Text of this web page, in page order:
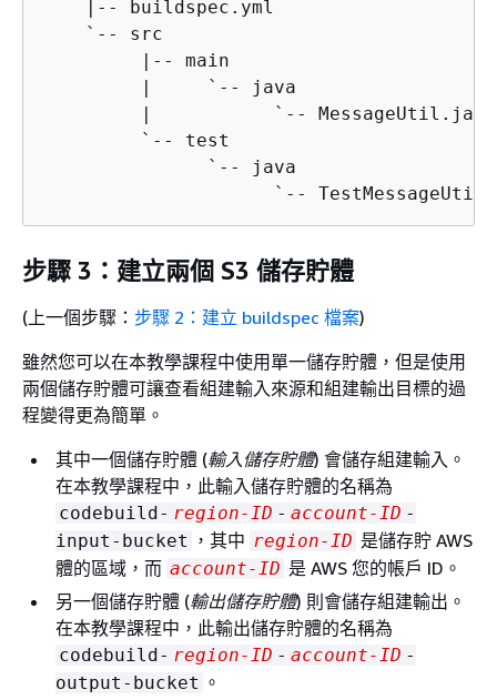
    |-- buildspec.yml
    `-- src
         |-- main
         |     `-- java
         |           `-- MessageUtil.java
         `-- test
               `-- java
`--
步驟 3：建立兩個 S3 儲存貯體
(上一個步驟： 步驟 2：建立 buildspec 檔案)
雖然您可以在本教學課程中使用單一儲存貯體，但是使用
兩個儲存貯體可讓查看組建輸入來源和組建輸出目標的過
程變得更為簡單。
其中一個儲存貯體 (輸入儲存貯體) 會儲存組建輸入。
在本教學課程中，此輸入儲存貯體的名稱為
codebuild- region-ID - account-ID -
input-bucket ，其中 region-ID 是儲存貯 AWS
體的區域，而 account-ID 是 AWS 您的帳戶 ID。
另一個儲存貯體 (輸出儲存貯體) 則會儲存組建輸出。
在本教學課程中，此輸出儲存貯體的名稱為
codebuild- region-ID - account-ID -
output-bucket 。